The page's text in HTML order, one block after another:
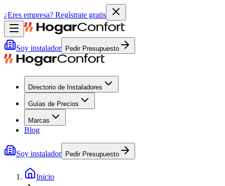
¿Eres empresa? Regístrate gratis
Soy instalador Pedir Presupuesto
Directorio de Instaladores
Guías de Precios
Marcas
Blog
Soy instalador Pedir Presupuesto
Inicio